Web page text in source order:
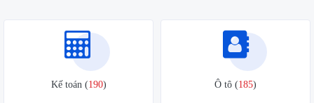
Kế toán (190) Ô tô (185)